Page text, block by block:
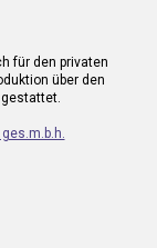
für den privaten
über den